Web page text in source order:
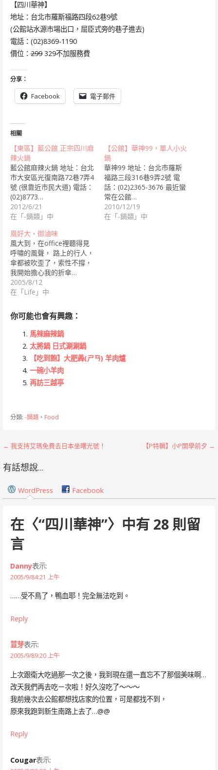
【四川華神】
地址：台北市羅斯福路四段62巷9號
(公館站水源市場出口，屈臣式旁的巷子進去)
電話：(02)8369-1190
價位：299329不加服務費
分享：
Facebook 電子郵件
相關
【東區】藍公館 正宗四川麻
辣火鍋
藍公館麻辣火鍋 地址：台北
市大安區光復南路72巷7弄4
號 (很靠近市民大道) 電話：
(02)8773…
2012/6/21
在「-鍋類」中
【公館】華神99，單人小火
鍋
華神99 地址：台北市羅斯
福路三段316巷9弄2號 電
話：(02)2365-3676 最近蠻
常在公館…
2010/12/19
在「-鍋類」中
風好大‧御滷味
風大到，在office裡聽得見
呼嘯的風聲， 路上的行人，
傘都被吹歪了，索性不撐，
我開始擔心我的折傘…
2005/8/12
在「Life」中
你可能也會有興趣：
馬辣麻辣鍋
太將鍋 日式涮涮鍋
【吃到飽】大肥羴(ㄕㄢ) 羊肉爐
一碗小羊肉
再訪三越亭
分類: -鍋類、 Food
文
章
導
覽
← 我支持艾瑪免費去日本坐曙光號！ 【P特輯】小P開學前夕 →
有話想說...
WordPress Facebook
在〈“四川華神”〉中有 28 則留
言
Danny表示:
2005/9/84:21 上午
……受不鳥了，鴨血耶！完全無法吃到。
Reply
荳芽表示:
2005/9/89:20 上午
上次跟衛大吃過那一次之後，我到現在還一直忘不了那個美味啊…
改天我們再去吃ㄧ次啦！好久沒吃了～～～
我前幾次去公館都想找店家的位置，可是都找不到，
原來我跑到新生南路上去了…@@
Reply
Cougar表示: